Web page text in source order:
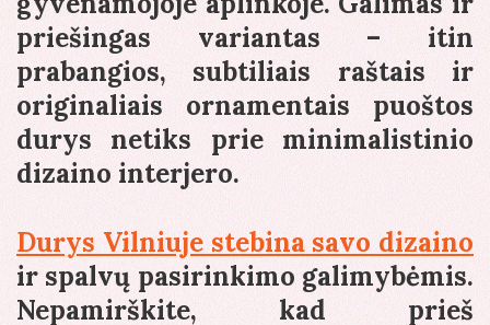
priešingas variantas – itin
prabangios, subtiliais raštais ir
originaliais ornamentais puoštos
durys netiks prie minimalistinio
dizaino interjero.
Durys Vilniuje stebina savo dizaino
ir spalvų pasirinkimo galimybėmis.
Nepamirškite, kad prieš